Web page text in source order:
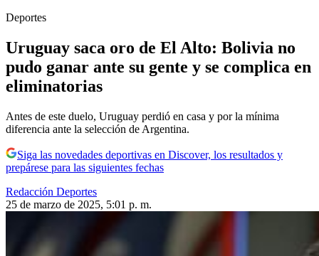
Deportes
Uruguay saca oro de El Alto: Bolivia no
pudo ganar ante su gente y se complica en
eliminatorias
Antes de este duelo, Uruguay perdió en casa y por la mínima
diferencia ante la selección de Argentina.
Siga las novedades deportivas en Discover, los resultados y
prepárese para las siguientes fechas
Redacción Deportes
25 de marzo de 2025, 5:01 p. m.